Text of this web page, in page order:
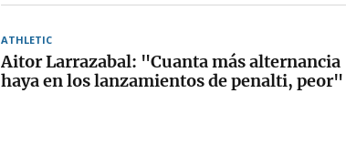
ATHLETIC
Aitor Larrazabal: "Cuanta más alternancia
haya en los lanzamientos de penalti, peor"